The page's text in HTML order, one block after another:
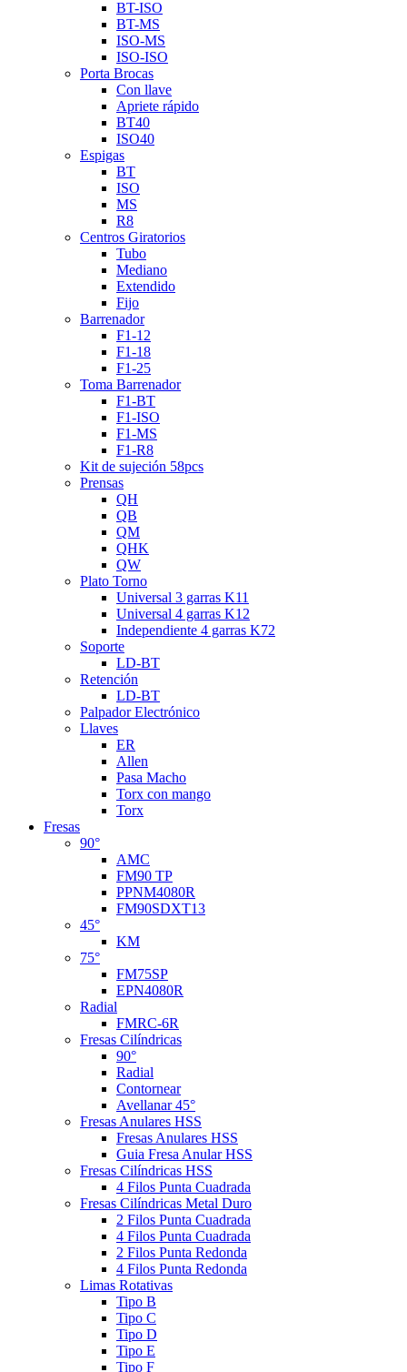
BT-ISO
BT-MS
ISO-MS
ISO-ISO
Porta Brocas
Con llave
Apriete rápido
BT40
ISO40
Espigas
BT
ISO
MS
R8
Centros Giratorios
Tubo
Mediano
Extendido
Fijo
Barrenador
F1-12
F1-18
F1-25
Toma Barrenador
F1-BT
F1-ISO
F1-MS
F1-R8
Kit de sujeción 58pcs
Prensas
QH
QB
QM
QHK
QW
Plato Torno
Universal 3 garras K11
Universal 4 garras K12
Independiente 4 garras K72
Soporte
LD-BT
Retención
LD-BT
Palpador Electrónico
Llaves
ER
Allen
Pasa Macho
Torx con mango
Torx
Fresas
90°
AMC
FM90 TP
PPNM4080R
FM90SDXT13
45°
KM
75°
FM75SP
EPN4080R
Radial
FMRC-6R
Fresas Cilíndricas
90°
Radial
Contornear
Avellanar 45°
Fresas Anulares HSS
Fresas Anulares HSS
Guia Fresa Anular HSS
Fresas Cilíndricas HSS
4 Filos Punta Cuadrada
Fresas Cilíndricas Metal Duro
2 Filos Punta Cuadrada
4 Filos Punta Cuadrada
2 Filos Punta Redonda
4 Filos Punta Redonda
Limas Rotativas
Tipo B
Tipo C
Tipo D
Tipo E
Tipo F